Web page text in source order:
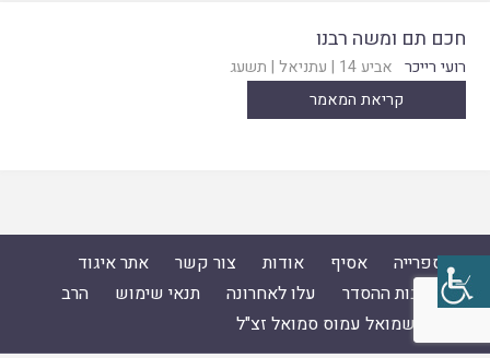
חכם תם ומשה רבנו
רועי רייכר אביע 14 | עתניאל | תשעג
קריאת המאמר
ספרייה אסיף אודות צור קשר
אתר איגוד
ישיבות ההסדר
עלו לאחרונה תנאי שימוש
הרב
ד"ר שמואל עמוס סמואל זצ"ל